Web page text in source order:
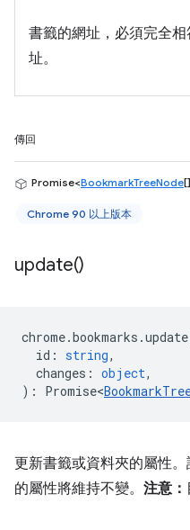
書籤的網址，必須完全
址。
傳回
Promise<BookmarkTreeNode
Chrome 90 以上版本
update()
chrome.bookmarks .update
id : string,
changes : object,
) : Promise<
更新書籤或資料夾的屬性
的屬性將維持不變。 注意：